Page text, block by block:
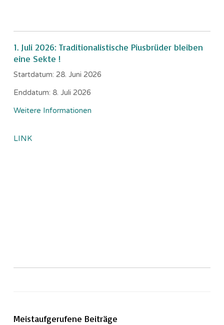
1. Juli 2026: Traditionalistische Piusbrüder bleiben
eine Sekte !
Startdatum: 28. Juni 2026
Enddatum: 8. Juli 2026
Weitere Informationen
LINK
Meistaufgerufene Beiträge